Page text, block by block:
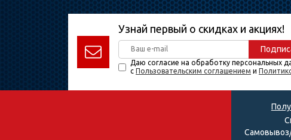
Узнай первый о скидках и акциях!
Даю согласие на обработку персональных
с Пользовательским соглашением и